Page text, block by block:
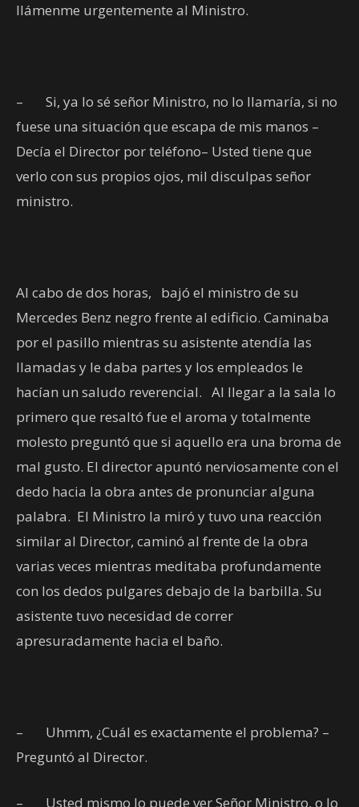
llámenme urgentemente al Ministro.
–
Si, ya lo sé señor Ministro, no lo llamaría, si no
fuese una situación que escapa de mis manos –
Decía el Director por teléfono– Usted tiene que
verlo con sus propios ojos, mil disculpas señor
ministro.
Al cabo de dos horas,
bajó el ministro de su
Mercedes Benz negro frente al edificio. Caminaba
por el pasillo mientras su asistente atendía las
llamadas y le daba partes y los empleados le
hacían un saludo reverencial. Al llegar a la sala lo
primero que resaltó fue el aroma y totalmente
molesto preguntó que si aquello era una broma de
mal gusto. El director apuntó nerviosamente con el
dedo hacia la obra antes de pronunciar alguna
palabra. El Ministro la miró y tuvo una reacción
similar al Director, caminó al frente de la obra
varias veces mientras meditaba profundamente
con los dedos pulgares debajo de la barbilla. Su
asistente tuvo necesidad de correr
apresuradamente hacia el baño.
–
Uhmm, ¿Cuál es exactamente el problema? –
Preguntó al Director.
– Usted mismo lo puede ver Señor Ministro, o lo